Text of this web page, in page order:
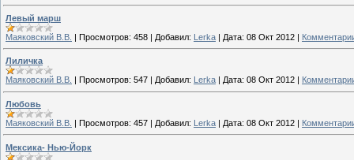
Левый марш
Маяковский В.В. | Просмотров: 458 | Добавил: Lerka | Дата: 08 Окт 2012 |
Лиличка
Маяковский В.В.
Просмотров: 547 Добавил: Lerka Дата: 08 Окт 2012
Любовь
Маяковский В.В. | Просмотров: 457 | Добавил: Lerka | Дата: 08 Окт 2012 |
Мексика- Нью-Йорк